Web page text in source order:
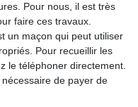
Pour nous, il est très
faire ces travaux.
un maçon qui peut utiliser
Pour recueillir les
le téléphoner directement.
de payer de